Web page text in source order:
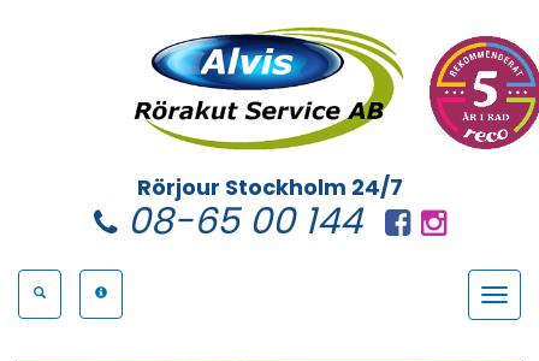
Rörjour Stockholm 24/7
08-65 00 144
Toggle